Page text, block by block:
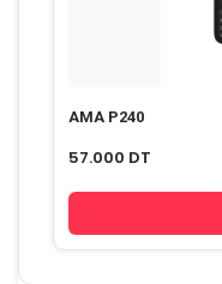
AMA P240
57.000 DT